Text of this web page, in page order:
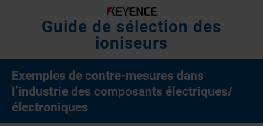
Guide de sélection des
ioniseurs
Exemples de contre-mesures dans
l’industrie des composants électriques/
électroniques